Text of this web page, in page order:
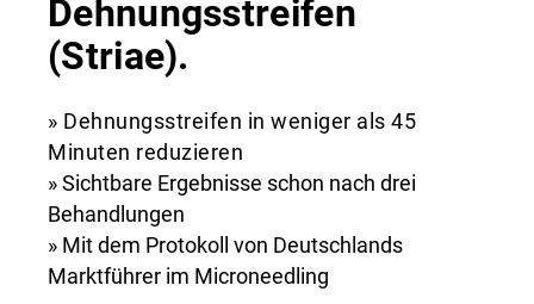
Dehnungsstreifen
(Striae).
» Dehnungsstreifen in weniger als 45
Minuten reduzieren
» Sichtbare Ergebnisse schon nach drei
Behandlungen
» Mit dem Protokoll von Deutschlands
Marktführer im Microneedling